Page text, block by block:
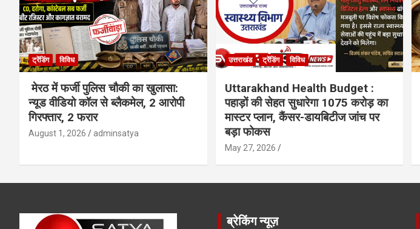
ट्रेंडिंग विविध
मेरठ में फर्जी पुलिस चौकी का खुलासा:
न्यूड वीडियो कॉल से ब्लैकमेल, 2 आरोपी
गिरफ्तार, 2 फरार
August 1, 2026 adminsatya
उत्तराखंड ट्रेंडिंग विविध
Uttarakhand Health Budget :
पहाड़ों की सेहत सुधारेगा 1075 करोड़ का
मास्टर प्लान, कैंसर-डायबिटीज जांच पर
बड़ा फोकस
May 27, 2026
ब्रेकिंग न्यूज़